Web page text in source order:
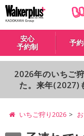
安心
予約制
予
2026年のいちご
た。来年(2027)
いちご狩り2026